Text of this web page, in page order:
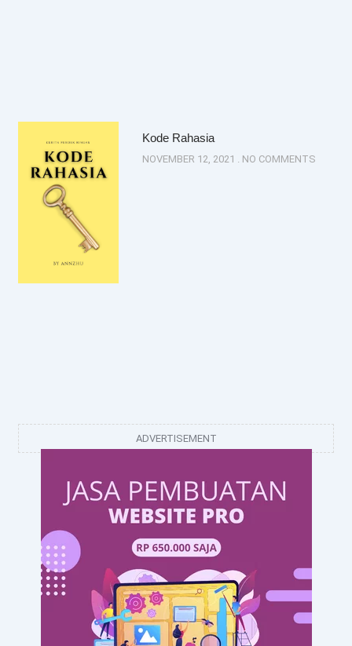
Kode Rahasia
NOVEMBER 12, 2021 NO COMMENTS
ADVERTISEMENT